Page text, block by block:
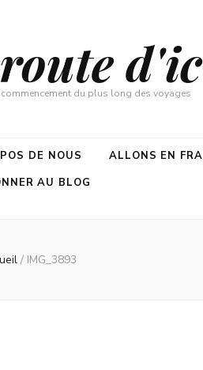
du plus long des voyages
DE NOUS ALLONS EN
AU BLOG
/ IMG_3893